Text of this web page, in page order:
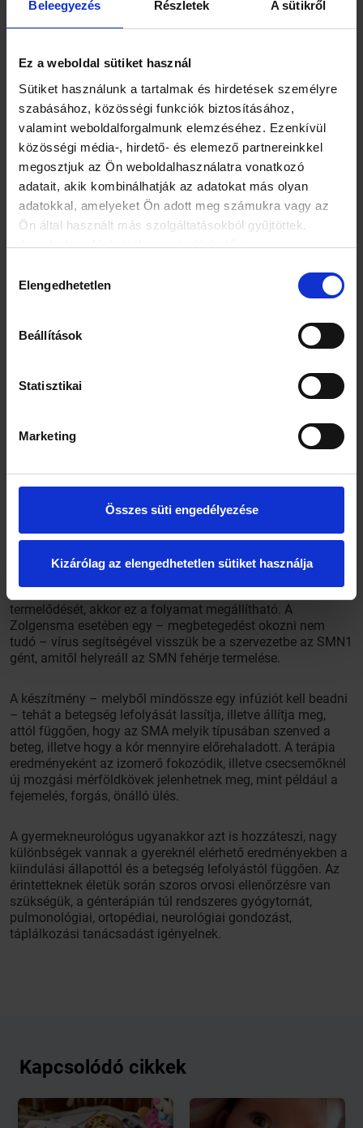
Beleegyezés Részletek A sütikről
Ez a weboldal sütiket használ
Sütiket használunk a tartalmak és hirdetések személyre
szabásához, közösségi funkciók biztosításához,
valamint weboldalforgalmunk elemzéséhez. Ezenkívül
közösségi média-, hirdető- és elemező partnereinkkel
megosztjuk az Ön weboldalhasználatra vonatkozó
adatait, akik kombinálhatják az adatokat más olyan
adatokkal, amelyeket Ön adott meg számukra vagy az
Ön által használt más szolgáltatásokból gyűjtöttek.
Az adatkezelési tájékoztató elérhető itt.
kiválasztása
Elengedhetetlen
Beállítások
Statisztikai
Marketing
Összes süti engedélyezése
Kizárólag az elengedhetetlen sütiket használja
a legsúlyosabb a csecsemőkorban megjelenő, úgynevezett
SMA1, amikor az izomgyengeség érinti a légzőizmokat és a
Zolgensma kezeléstől az várható, hogy a beteg képes lesz a
betegség enyhébb típusaiban a gyerekek megtanulnak ülni
(SMA2), járni (SMA3), de a betegség akár felnőttkorban is
megjelenhet (SMA4).
Lili szülei a gyermek három hónapos korában észlelték
először, hogy nem emeli olyan ügyesen a fejét és nem
mozgatja úgy a karjait, mint korábban, vagyis Lili az SMA 1-
es változatában szenved – teszi hozzá a gyermekgyógyász,
aki öt hónapos kora óta kezeli a kislányt.
A betegségmódosító terápiák megjelenése nagyban
hozzájárul az érintett gyerekek életesélyeinek növeléséhez –
mondja dr. Szabó Léna. A mozgató idegsejtek az SMN-
termelődését, akkor ez a folyamat megállítható. A
Zolgensma esetében egy – megbetegedést okozni nem
tudó – vírus segítségével visszük be a szervezetbe az SMN1
gént, amitől helyreáll az SMN fehérje termelése.
A készítmény – melyből mindössze egy infúziót kell beadni
– tehát a betegség lefolyását lassítja, illetve állítja meg,
attól függően, hogy az SMA melyik típusában szenved a
beteg, illetve hogy a kór mennyire előrehaladott. A terápia
eredményeként az izomerő fokozódik, illetve csecsemőknél
új mozgási mérföldkövek jelenhetnek meg, mint például a
fejemelés, forgás, önálló ülés.
A gyermekneurológus ugyanakkor azt is hozzáteszi, nagy
különbségek vannak a gyereknél elérhető eredményekben a
kiindulási állapottól és a betegség lefolyástól függően. Az
érintetteknek életük során szoros orvosi ellenőrzésre van
szükségük, a génterápián túl rendszeres gyógytornát,
pulmonológiai, ortopédiai, neurológiai gondozást,
táplálkozási tanácsadást igényelnek.
Kapcsolódó cikkek